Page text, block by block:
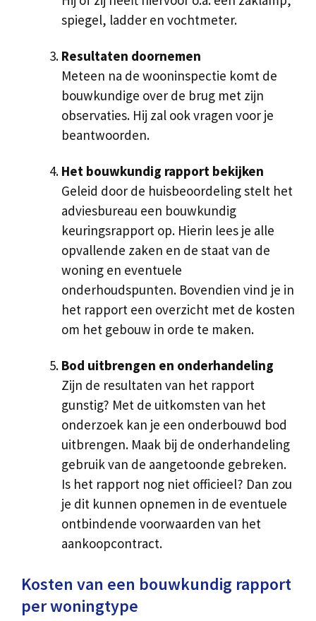
spiegel, ladder en vochtmeter.
Resultaten doornemen
Meteen na de wooninspectie komt de
bouwkundige over de brug met zijn
observaties. Hij zal ook vragen voor je
beantwoorden.
Het bouwkundig rapport bekijken
Geleid door de huisbeoordeling stelt het
adviesbureau een bouwkundig
keuringsrapport op. Hierin lees je alle
opvallende zaken en de staat van de
woning en eventuele
onderhoudspunten. Bovendien vind je in
het rapport een overzicht met de kosten
om het gebouw in orde te maken.
Bod uitbrengen en onderhandeling
Zijn de resultaten van het rapport
gunstig? Met de uitkomsten van het
onderzoek kan je een onderbouwd bod
uitbrengen. Maak bij de onderhandeling
gebruik van de aangetoonde gebreken.
Is het rapport nog niet officieel? Dan zou
je dit kunnen opnemen in de eventuele
ontbindende voorwaarden van het
aankoopcontract.
Kosten van een bouwkundig rapport
per woningtype